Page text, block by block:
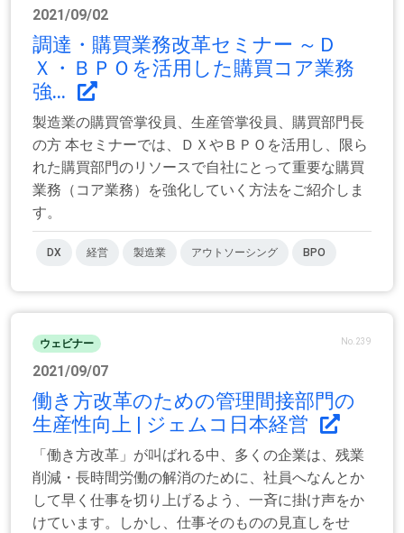
2021/09/02
調達・購買業務改革セミナー ～Ｄ
Ｘ・ＢＰＯを活用した購買コア業務
強...
製造業の購買管掌役員、生産管掌役員、購買部門長
の方 本セミナーでは、ＤＸやＢＰＯを活用し、限ら
れた購買部門のリソースで自社にとって重要な購買
業務（コア業務）を強化していく方法をご紹介しま
す。
DX 経営 製造業 アウトソーシング BPO
ウェビナー No.239
2021/09/07
働き方改革のための管理間接部門の
生産性向上 | ジェムコ日本経営
「働き方改革」が叫ばれる中、多くの企業は、残業
削減・長時間労働の解消のために、社員へなんとか
して早く仕事を切り上げるよう、一斉に掛け声をか
けています。しかし、仕事そのものの見直しをせ